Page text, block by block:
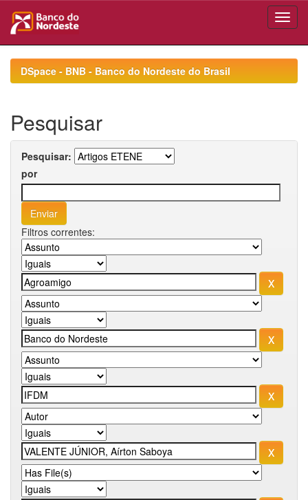
navigationDSpace - BNB - Banco do Nordeste do Brasil
Pesquisar
Pesquisar:
por
Filtros correntes: